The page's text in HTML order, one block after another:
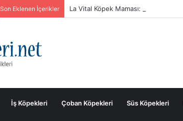
Son Eklenen İçerikler La Vital Köpek Maması: Sık Sorulan
İş Köpekleri Çoban Köpekleri Süs Köpekleri